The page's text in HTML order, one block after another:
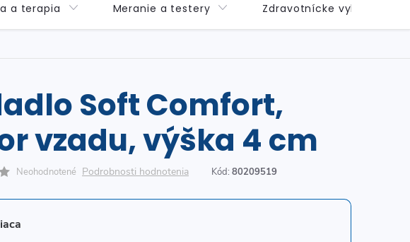
a terapia Meranie a testery Zdravotnícke vybavenie
Soft Comfort,
vzadu, výška 4 cm
Neohodnotené Podrobnosti hodnotenia Kód: 80209519